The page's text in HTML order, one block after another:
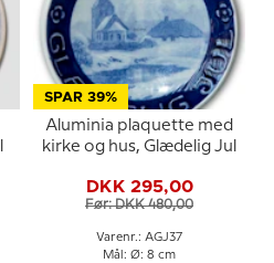
SPAR 39%
Aluminia plaquette med
kirke og hus, Glædelig Jul
DKK 295,00
Før: DKK 480,00
Varenr.: AGJ37
Mål: Ø: 8 cm